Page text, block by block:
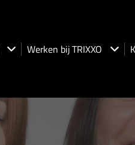
Werken bij TRIXXO